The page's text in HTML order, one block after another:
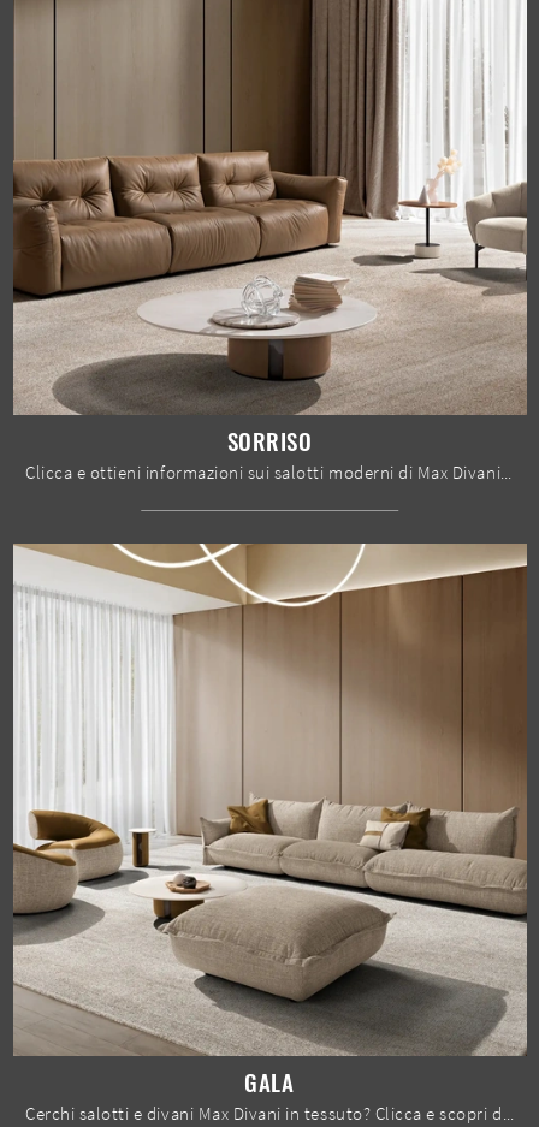
SORRISO
Clicca e ottieni informazioni sui salotti moderni di Max Divani! Molteplici modelli di divani, come Sorriso, ti attendono.
GALA
Cerchi salotti e divani Max Divani in tessuto? Clicca e scopri di più sul modello Gala per spazi design.